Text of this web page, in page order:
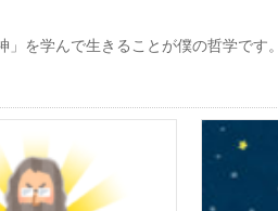
を学んで生きることが僕の哲学です。